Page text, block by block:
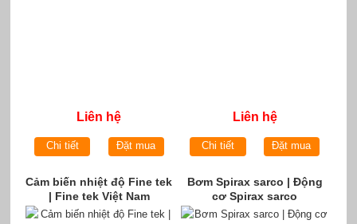
Liên hệ
Chi tiết Đặt mua
Liên hệ
Chi tiết Đặt mua
Cảm biến nhiệt độ Fine tek
| Fine tek Việt Nam
Bơm Spirax sarco | Động
cơ Spirax sarco